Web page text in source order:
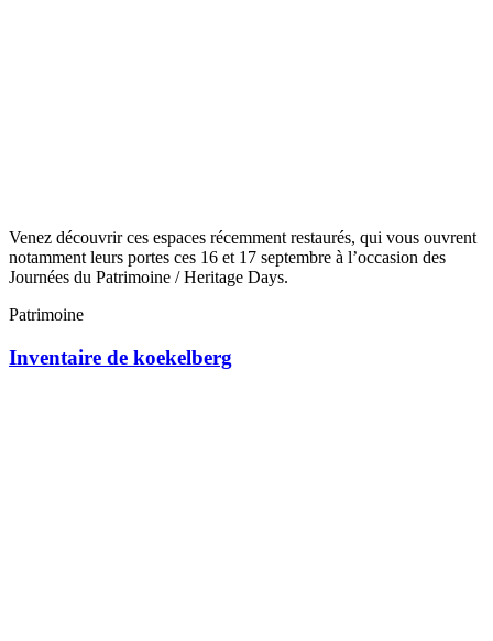
Venez découvrir ces espaces récemment restaurés, qui vous ouvrent
notamment leurs portes ces 16 et 17 septembre à l’occasion des
Journées du Patrimoine / Heritage Days.
Patrimoine
Inventaire de koekelberg